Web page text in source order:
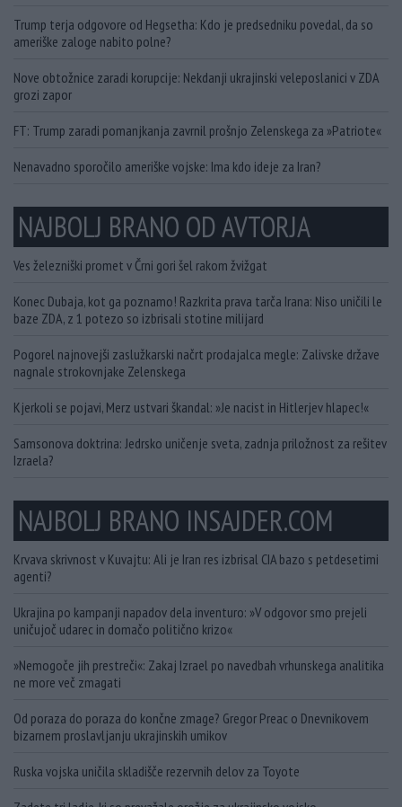
Trump terja odgovore od Hegsetha: Kdo je predsedniku povedal, da so
ameriške zaloge nabito polne?
Nove obtožnice zaradi korupcije: Nekdanji ukrajinski veleposlanici v ZDA
grozi zapor
FT: Trump zaradi pomanjkanja zavrnil prošnjo Zelenskega za »Patriote«
Nenavadno sporočilo ameriške vojske: Ima kdo ideje za Iran?
NAJBOLJ BRANO OD AVTORJA
Ves železniški promet v Črni gori šel rakom žvižgat
Konec Dubaja, kot ga poznamo! Razkrita prava tarča Irana: Niso uničili le
baze ZDA, z 1 potezo so izbrisali stotine milijard
Pogorel najnovejši zaslužkarski načrt prodajalca megle: Zalivske države
nagnale strokovnjake Zelenskega
Kjerkoli se pojavi, Merz ustvari škandal: »Je nacist in Hitlerjev hlapec!«
Samsonova doktrina: Jedrsko uničenje sveta, zadnja priložnost za rešitev
Izraela?
NAJBOLJ BRANO INSAJDER.COM
Krvava skrivnost v Kuvajtu: Ali je Iran res izbrisal CIA bazo s petdesetimi
agenti?
Ukrajina po kampanji napadov dela inventuro: »V odgovor smo prejeli
uničujoč udarec in domačo politično krizo«
»Nemogoče jih prestreči«: Zakaj Izrael po navedbah vrhunskega analitika
ne more več zmagati
Od poraza do poraza do končne zmage? Gregor Preac o Dnevnikovem
bizarnem proslavljanju ukrajinskih umikov
Ruska vojska uničila skladišče rezervnih delov za Toyote